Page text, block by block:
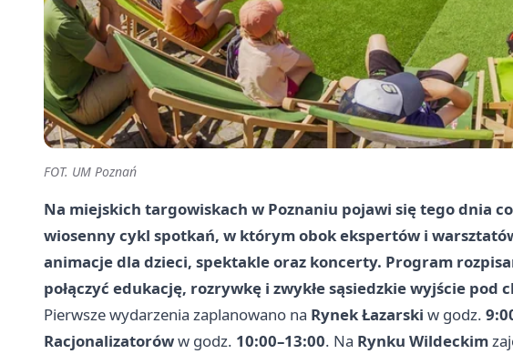
FOT. UM Poznań
Na miejskich targowiskach w Poznaniu pojawi się tego dnia
wiosenny cykl spotkań, w którym obok ekspertów i
animacje dla dzieci, spektakle oraz koncerty. Program
połączyć edukację, rozrywkę i zwykłe sąsiedzkie wyjście pod
Pierwsze wydarzenia zaplanowano na Rynek Łazarski w godz.
Racjonalizatoróww godz. 10:00–13:00. Na Rynku Wildeckim